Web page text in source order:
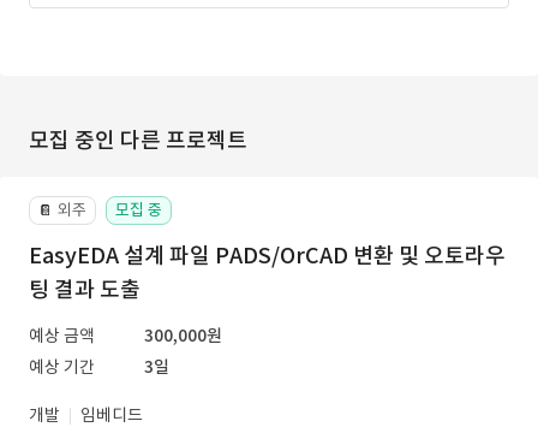
모집 중인 다른 프로젝트
📔 외주 모집 중
EasyEDA 설계 파일 PADS/OrCAD 변환 및 오토라우
팅 결과 도출
예상 금액
300,000원
예상 기간
3일
개발
임베디드